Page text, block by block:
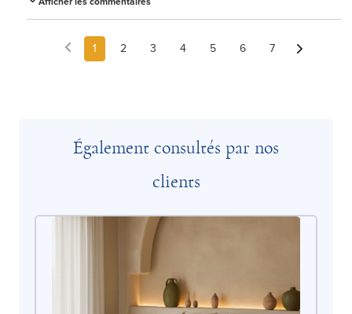
1 2 3 4 5 6 7
Également consultés par nos
clients